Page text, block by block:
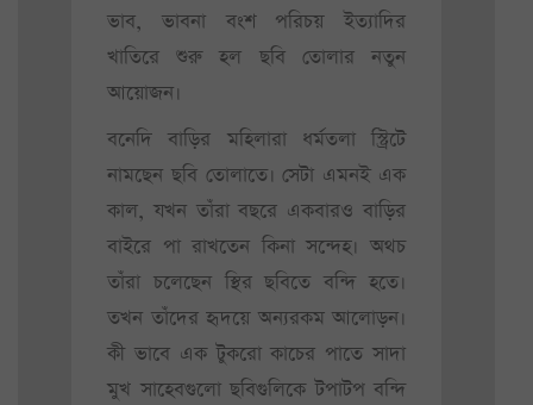
ভাব, ভাবনা বংশ পরিচয় ইত্যাদির
খাতিরে শুরু হল ছবি তোলার নতুন
আয়োজন।
বনেদি বাড়ির মহিলারা ধর্মতলা স্ট্রিটে
নামছেন ছবি তোলাতে। সেটা এমনই এক
কাল, যখন তাঁরা বছরে একবারও বাড়ির
বাইরে পা রাখতেন কিনা সন্দেহ। অথচ
তাঁরা চলেছেন স্থির ছবিতে বন্দি হতে।
তখন তাঁদের হৃদয়ে অন্যরকম আলোড়ন।
কী ভাবে এক টুকরো কাচের পাতে সাদা
মুখ সাহেবগুলো ছবিগুলিকে টপাটপ বন্দি